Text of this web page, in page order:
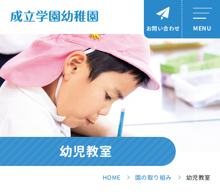
お問い合わせ MENU
幼児教室
HOME 園の取り組み 幼児教室